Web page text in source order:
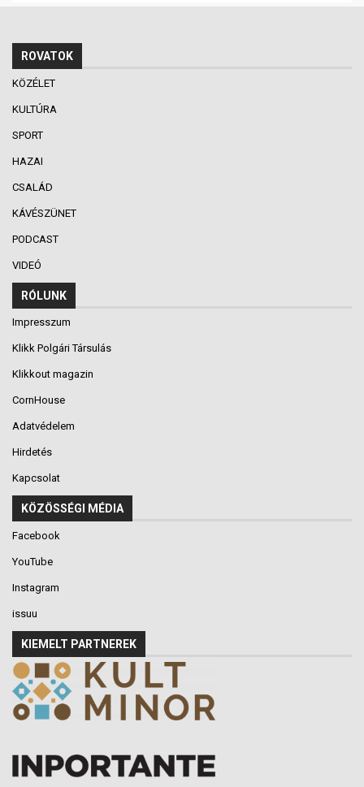
ROVATOK
KÖZÉLET
KULTÚRA
SPORT
HAZAI
CSALÁD
KÁVÉSZÜNET
PODCAST
VIDEÓ
RÓLUNK
Impresszum
Klikk Polgári Társulás
Klikkout magazin
CornHouse
Adatvédelem
Hirdetés
Kapcsolat
KÖZÖSSÉGI MÉDIA
Facebook
YouTube
Instagram
issuu
KIEMELT PARTNEREK